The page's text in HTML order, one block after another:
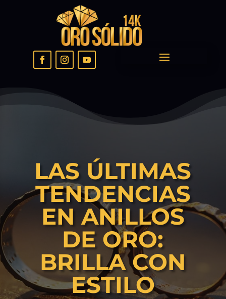
LAS ÚLTIMAS
TENDENCIAS
EN ANILLOS
DE ORO:
BRILLA CON
ESTILO